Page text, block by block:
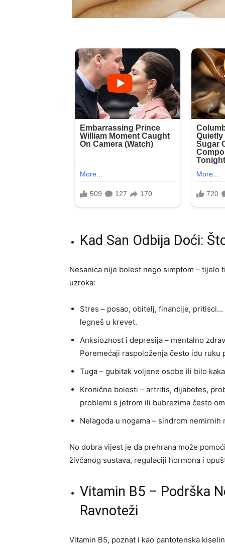
Kad San Odbija Doći:
Nesanica nije bolest nego simptom – tijelo
uzroka:
Stres – posao, obitelj, financije,
legneš u krevet.
Anksioznost i depresija – mentalno
Poremećaji raspoloženja često idu ruku
Tuga – gubitak voljene osobe ili bilo
Kronične bolesti – artritis, dijabetes,
problemi s jetrom ili bubrezima često
Nelagoda u nogama – sindrom
No dobra vijest je da prehrana može
živčanog sustava, regulaciji hormona i
Vitamin B5 – Podrška
Ravnoteži
Vitamin B5, poznat i kao pantotenska